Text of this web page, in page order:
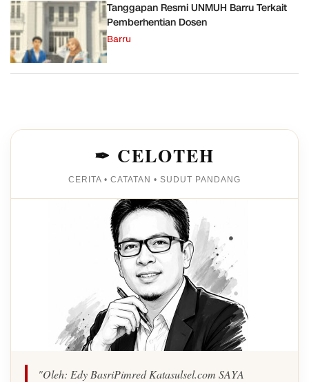
Tanggapan Resmi UNMUH Barru Terkait
Pemberhentian Dosen
Barru
✒ CELOTEH
CERITA • CATATAN • SUDUT PANDANG
"Oleh: Edy BasriPimred Katasulsel.com SAYA